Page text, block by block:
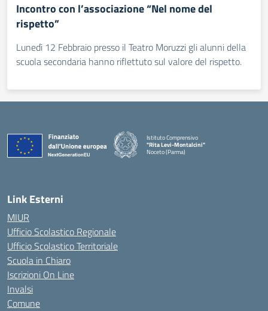
Incontro con l’associazione “Nel nome del
rispetto”
Lunedì 12 Febbraio presso il Teatro Moruzzi gli alunni della
scuola secondaria hanno riflettuto sul valore del rispetto.
Istituto Comprensivo
"Rita Levi-Montalcini"
Noceto (Parma)
Link Esterni
MIUR
Ufficio Scolastico Regionale
Ufficio Scolastico Territoriale
Scuola in Chiaro
Iscrizioni On Line
Invalsi
Comune